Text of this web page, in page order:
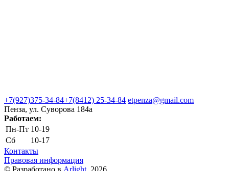
+7(927)375-34-84+7(8412) 25-34-84 etpenza@gmail.com
Пенза, ул. Cуворова 184а
Работаем:
Пн-Пт 10-19
Сб
10-17
Контакты
Правовая информация
© Разработано в Arlight , 2026